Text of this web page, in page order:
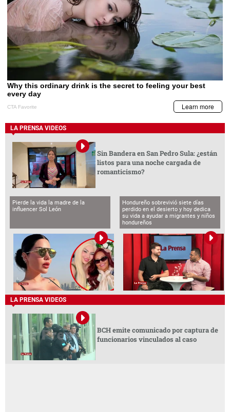
LA PRENSA VIDEOS
Sin Bandera en San Pedro Sula: ¿están
listos para una noche cargada de
romanticismo?
Pierde la vida la madre de la
influencer Sol León
Hondureño sobrevivió siete días
perdido en el desierto y hoy dedica
su vida a ayudar a migrantes y niños
hondureños
LA PRENSA VIDEOS
BCH emite comunicado por captura de
funcionarios vinculados al caso